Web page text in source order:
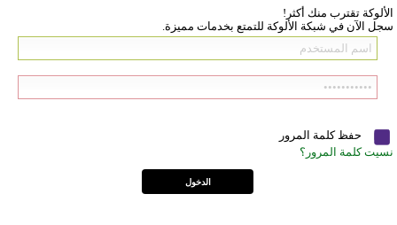
الألوكة تقترب منك أكثر!
سجل الآن في شبكة الألوكة للتمتع بخدمات مميزة.
حفظ كلمة المرور
نسيت كلمة المرور؟